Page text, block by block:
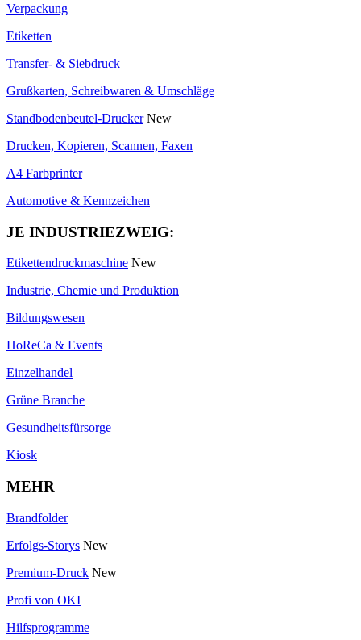
Verpackung
Etiketten
Transfer- & Siebdruck
Grußkarten, Schreibwaren & Umschläge
Standbodenbeutel-Drucker New
Drucken, Kopieren, Scannen, Faxen
A4 Farbprinter
Automotive & Kennzeichen
JE INDUSTRIEZWEIG:
Etikettendruckmaschine New
Industrie, Chemie und Produktion
Bildungswesen
HoReCa & Events
Einzelhandel
Grüne Branche
Gesundheitsfürsorge
Kiosk
MEHR
Brandfolder
Erfolgs-Storys New
Premium-Druck New
Profi von OKI
Hilfsprogramme